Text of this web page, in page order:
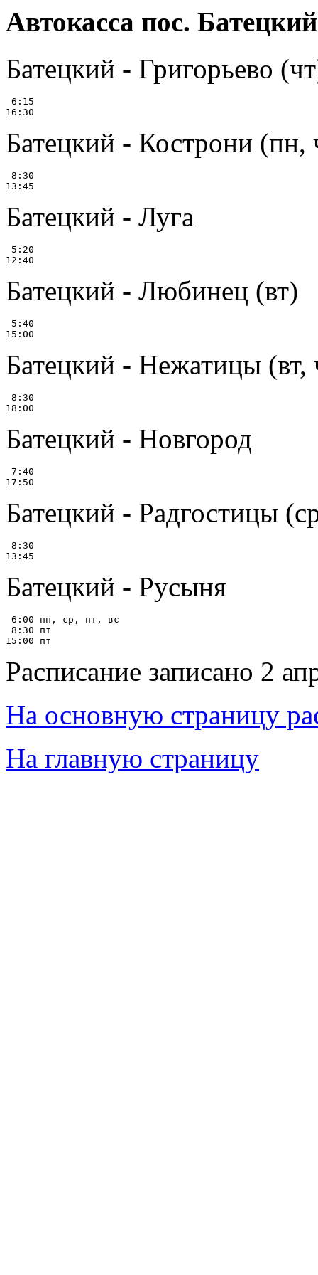
Автокасса пос. Батецкий
Батецкий - Григорьево
6:15
Батецкий - Кострони (пн,
8:30
Батецкий - Луга
5:20
Батецкий - Любинец (вт)
5:40
Батецкий - Нежатицы (вт,
8:30
Батецкий - Новгород
7:40
Батецкий - Радгостицы
8:30
Батецкий - Русыня
6:00 пн, ср, пт, вс
8:30 пт
Расписание записано 2
На основную страницу
На главную страницу